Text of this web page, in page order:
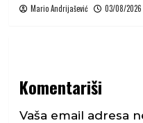
Mario Andrijašević 03/08/2026
Komentariši
Vaša email adresa